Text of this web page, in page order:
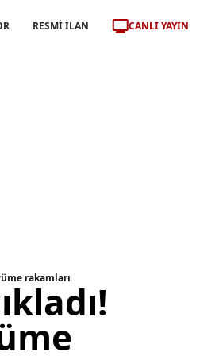
RESMİ İLAN CANLI YAYIN
rakamları